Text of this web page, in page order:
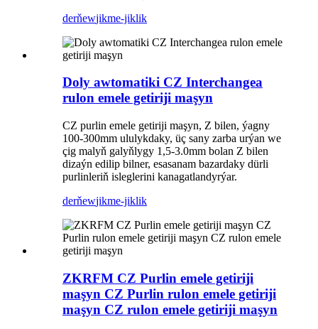
derňewjikme-jiklik
Doly awtomatiki CZ Interchangea
rulon emele getiriji maşyn
CZ purlin emele getiriji maşyn, Z bilen, ýagny
100-300mm ululykdaky, üç sany zarba urýan we
çig malyň galyňlygy 1,5-3.0mm bolan Z bilen
dizaýn edilip bilner, esasanam bazardaky dürli
purlinleriň isleglerini kanagatlandyrýar.
derňewjikme-jiklik
ZKRFM CZ Purlin emele getiriji
maşyn CZ Purlin rulon emele getiriji
maşyn CZ rulon emele getiriji maşyn